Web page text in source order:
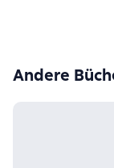
Andere